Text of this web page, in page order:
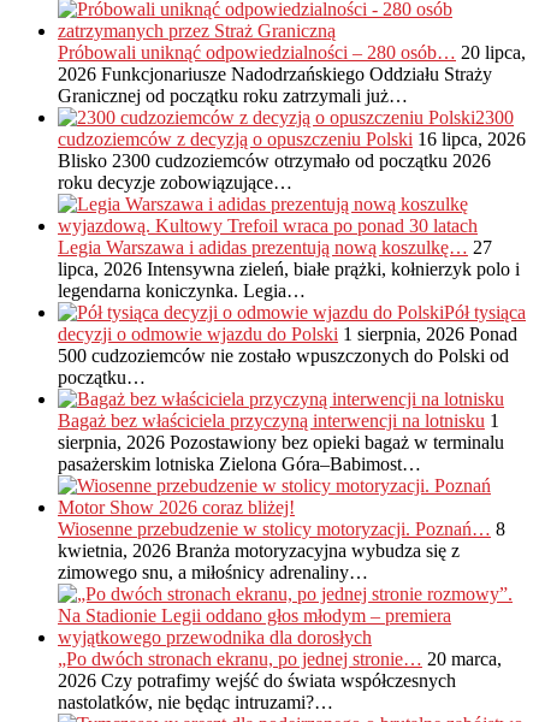
Próbowali uniknąć odpowiedzialności – 280 osób… 20 lipca,
2026 Funkcjonariusze Nadodrzańskiego Oddziału Straży
Granicznej od początku roku zatrzymali już…
2300
cudzoziemców z decyzją o opuszczeniu Polski 16 lipca, 2026
Blisko 2300 cudzoziemców otrzymało od początku 2026
roku decyzje zobowiązujące…
Legia Warszawa i adidas prezentują nową koszulkę… 27
lipca, 2026 Intensywna zieleń, białe prążki, kołnierzyk polo i
legendarna koniczynka. Legia…
Pół tysiąca
decyzji o odmowie wjazdu do Polski 1 sierpnia, 2026 Ponad
500 cudzoziemców nie zostało wpuszczonych do Polski od
początku…
Bagaż bez właściciela przyczyną interwencji na lotnisku 1
sierpnia, 2026 Pozostawiony bez opieki bagaż w terminalu
pasażerskim lotniska Zielona Góra–Babimost…
Wiosenne przebudzenie w stolicy motoryzacji. Poznań… 8
kwietnia, 2026 Branża motoryzacyjna wybudza się z
zimowego snu, a miłośnicy adrenaliny…
„Po dwóch stronach ekranu, po jednej stronie… 20 marca,
2026 Czy potrafimy wejść do świata współczesnych
nastolatków, nie będąc intruzami?…